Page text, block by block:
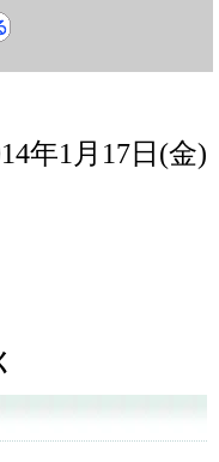
年1月17日(金)